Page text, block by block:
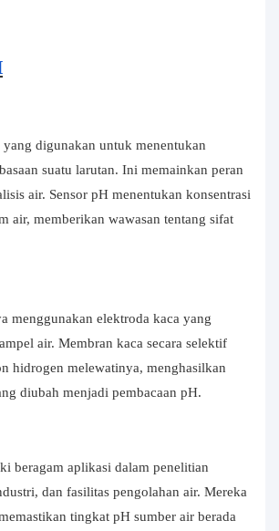
digunakan untuk menentukan
suatu larutan. Ini memainkan peran
air. Sensor pH menentukan konsentrasi
air, memberikan wawasan tentang sifat
menggunakan elektroda kaca yang
air. Membran kaca secara selektif
hidrogen melewatinya, menghasilkan
diubah menjadi pembacaan pH.
beragam aplikasi dalam penelitian
dan fasilitas pengolahan air. Mereka
tingkat pH sumber air berada